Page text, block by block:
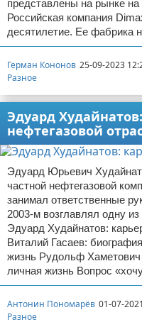
представлены на рынке
Российская компания
десятилетие. Ее фабрика
Герман Кононов 25-09-2023
Разное
Эдуард
нефтегазовой
Эдуард Юрьевич
частной нефтегазовой
занимал ответственные
2003-м возглавлял одну
Эдуард Худайнатов:
Виталий Гасаев:
жизнь Рудольф
личная жизнь Вопрос
Антонин Пономарёв 01-07-
Разное